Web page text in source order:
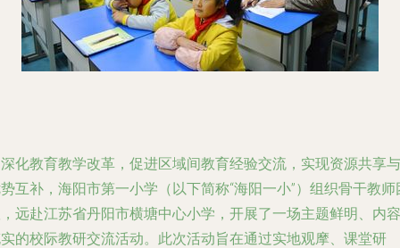
化教育教学改革，促进区域间教育经验交流，实现资源共享与
互补，海阳市第一小学（以下简称“海阳一小”）组织骨干教师
远赴江苏省丹阳市横塘中心小学，开展了一场主题鲜明、内容
的校际教研交流活动。此次活动旨在通过实地观摩、课堂研